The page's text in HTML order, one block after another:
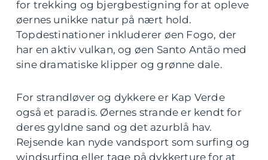
for trekking og bjergbestigning for at opleve
øernes unikke natur på nært hold.
Topdestinationer inkluderer øen Fogo, der
har en aktiv vulkan, og øen Santo Antão med
sine dramatiske klipper og grønne dale.
For strandløver og dykkere er Kap Verde
også et paradis. Øernes strande er kendt for
deres gyldne sand og det azurblå hav.
Rejsende kan nyde vandsport som surfing og
windsurfing eller tage på dykkerture for at